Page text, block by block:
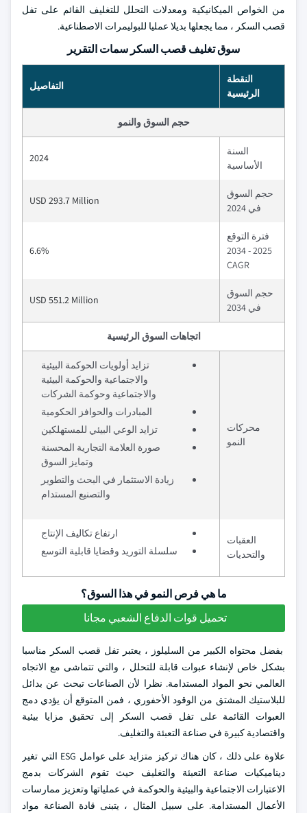
من الخواص الميكانيكية ومعدلات التحلل للتغليف القائم على تفل
قصب السكر ، مما يجعلها بديلا عمليا للبوليمرات الاصطناعية.
سوق تغليف قصب السكر سمات التقرير
النقطة
الرئيسية
التفاصيل
حجم السوق والنمو
السنة
الأساسية
2024
حجم السوق
في 2024
USD 293.7 Million
فترة التوقع
2025 - 2034
CAGR
6.6%
حجم السوق
في 2034
USD 551.2 Million
اتجاهات السوق الرئيسية
محركات
النمو
تزايد أولويات الحوكمة البيئية
والاجتماعية والحوكمة البيئية
والاجتماعية وحوكمة الشركات
المبادرات والحوافز الحكومية
تزايد الوعي البيئي للمستهلكين
صورة العلامة التجارية المحسنة
وتمايز السوق
زيادة الاستثمار في البحث والتطوير
والتصنيع المستدام
العقبات
والتحديات
ارتفاع تكاليف الإنتاج
سلسلة التوريد وقضايا قابلية التوسع
ما هي فرص النمو في هذا السوق؟
تحميل قوات الدفاع الشعبي مجانا
بفضل محتواه الكبير من السليلوز ، يعتبر تفل قصب السكر مناسبا
بشكل خاص لإنشاء عبوات قابلة للتحلل ، والتي تتماشى مع الاتجاه
العالمي نحو المواد المستدامة. نظرا لأن الصناعات تبحث عن بدائل
للبلاستيك المشتق من الوقود الأحفوري ، فمن المتوقع أن يؤدي دمج
العبوات القائمة على تفل قصب السكر إلى تحقيق مزايا بيئية
واقتصادية كبيرة في صناعة التعبئة والتغليف.
علاوة على ذلك ، كان هناك تركيز متزايد على عوامل ESG التي تغير
ديناميكيات صناعة التعبئة والتغليف حيث تقوم الشركات بدمج
الاعتبارات الاجتماعية والبيئية والحوكمة في عملياتها وتعزيز ممارسات
الأعمال المستدامة. على سبيل المثال ، يتبنى قادة الصناعة مواد